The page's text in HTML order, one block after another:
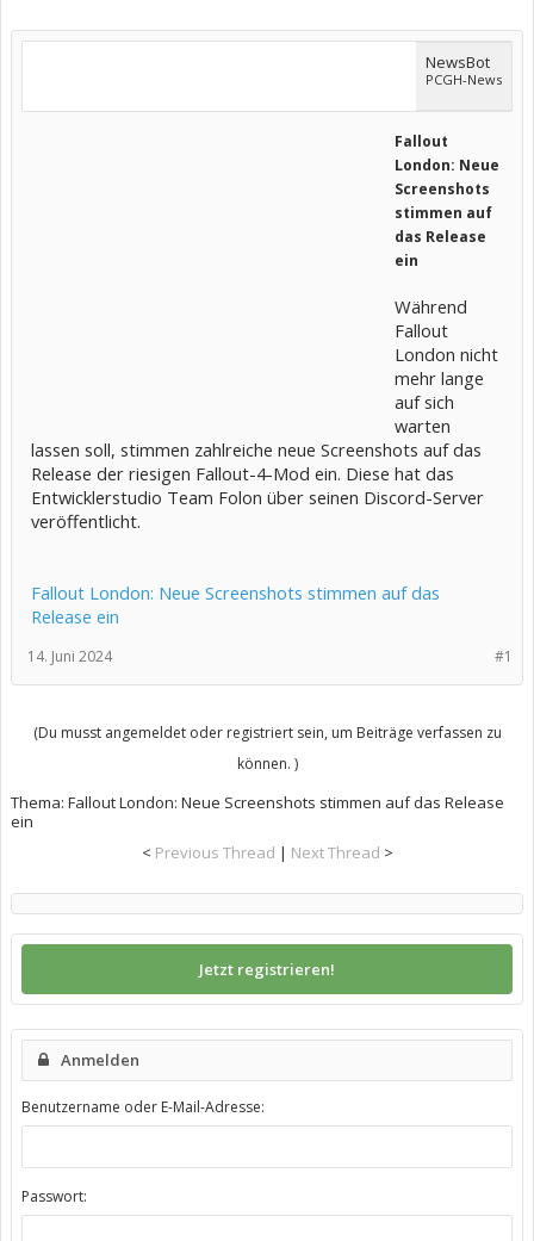
NewsBot
PCGH-News
Fallout
London: Neue
Screenshots
stimmen auf
das Release
ein
Während
Fallout
London nicht
mehr lange
auf sich
warten
lassen soll, stimmen zahlreiche neue Screenshots auf das
Release der riesigen Fallout-4-Mod ein. Diese hat das
Entwicklerstudio Team Folon über seinen Discord-Server
veröffentlicht.
Fallout London: Neue Screenshots stimmen auf das
Release ein
#1
14. Juni 2024
(Du musst angemeldet oder registriert sein, um Beiträge verfassen zu
können. )
Thema: Fallout London: Neue Screenshots stimmen auf das Release
ein
< Previous Thread | Next Thread >
Jetzt registrieren!
Anmelden
Benutzername oder E-Mail-Adresse:
Passwort: